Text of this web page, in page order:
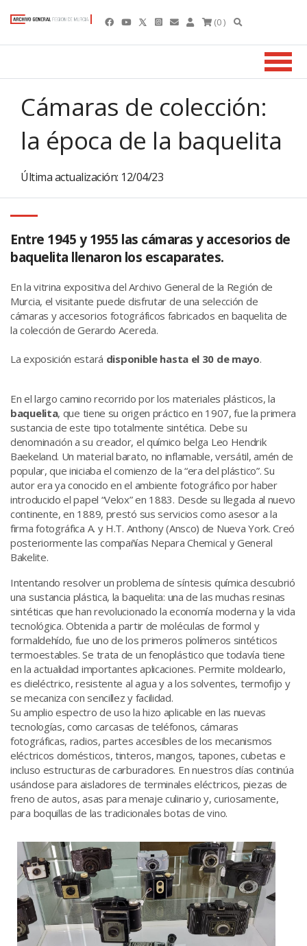
(0 )
Cámaras de colección:
la época de la baquelita
Última actualización: 12/04/23
Entre 1945 y 1955 las cámaras y accesorios de
baquelita llenaron los escaparates.
En la vitrina expositiva del Archivo General de la Región de
Murcia, el visitante puede disfrutar de una selección de
cámaras y accesorios fotográficos fabricados en baquelita de
la colección de Gerardo Acereda.
La exposición estará disponible hasta el 30 de mayo.
En el largo camino recorrido por los materiales plásticos, la
baquelita, que tiene su origen práctico en 1907, fue la primera
sustancia de este tipo totalmente sintética. Debe su
denominación a su creador, el químico belga Leo Hendrik
Baekeland. Un material barato, no inflamable, versátil, amén de
popular, que iniciaba el comienzo de la “era del plástico”. Su
autor era ya conocido en el ambiente fotográfico por haber
introducido el papel “Velox” en 1883. Desde su llegada al nuevo
continente, en 1889, prestó sus servicios como asesor a la
firma fotográfica A. y H.T. Anthony (Ansco) de Nueva York. Creó
posteriormente las compañías Nepara Chemical y General
Bakelite.
Intentando resolver un problema de síntesis química descubrió
una sustancia plástica, la baquelita: una de las muchas resinas
sintéticas que han revolucionado la economía moderna y la vida
tecnológica. Obtenida a partir de moléculas de formol y
formaldehído, fue uno de los primeros polímeros sintéticos
termoestables. Se trata de un fenoplástico que todavía tiene
en la actualidad importantes aplicaciones. Permite moldearlo,
es dieléctrico, resistente al agua y a los solventes, termofijo y
se mecaniza con sencillez y facilidad.
Su amplio espectro de uso la hizo aplicable en las nuevas
tecnologías, como carcasas de teléfonos, cámaras
fotográficas, radios, partes accesibles de los mecanismos
eléctricos domésticos, tinteros, mangos, tapones, cubetas e
incluso estructuras de carburadores. En nuestros días continúa
usándose para aisladores de terminales eléctricos, piezas de
freno de autos, asas para menaje culinario y, curiosamente,
para boquillas de las tradicionales botas de vino.